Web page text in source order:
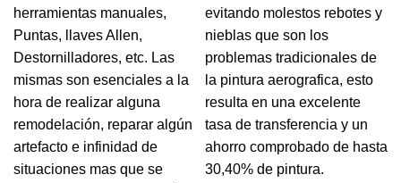
herramientas manuales,
Puntas, llaves Allen,
Destornilladores, etc. Las
mismas son esenciales a la
hora de realizar alguna
remodelación, reparar algún
artefacto e infinidad de
situaciones mas que se
evitando molestos rebotes y
nieblas que son los
problemas tradicionales de
la pintura aerografica, esto
resulta en una excelente
tasa de transferencia y un
ahorro comprobado de hasta
30,40% de pintura.